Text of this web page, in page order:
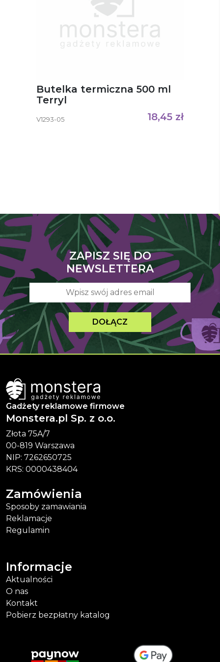
Butelka termiczna 500 ml
Terryl
V1293-05 18,45 zł
ZAPISZ SIĘ DO
NEWSLETTERA
DOŁĄCZ
Gadżety reklamowe firmowe
Monstera.pl Sp. z o.o.
Złota 75A/7
00-819 Warszawa
NIP: 7262650725
KRS: 0000438404
Zamówienia
Sposoby zamawiania
Reklamacje
Regulamin
Informacje
Aktualności
O nas
Kontakt
Pobierz bezpłatny katalog